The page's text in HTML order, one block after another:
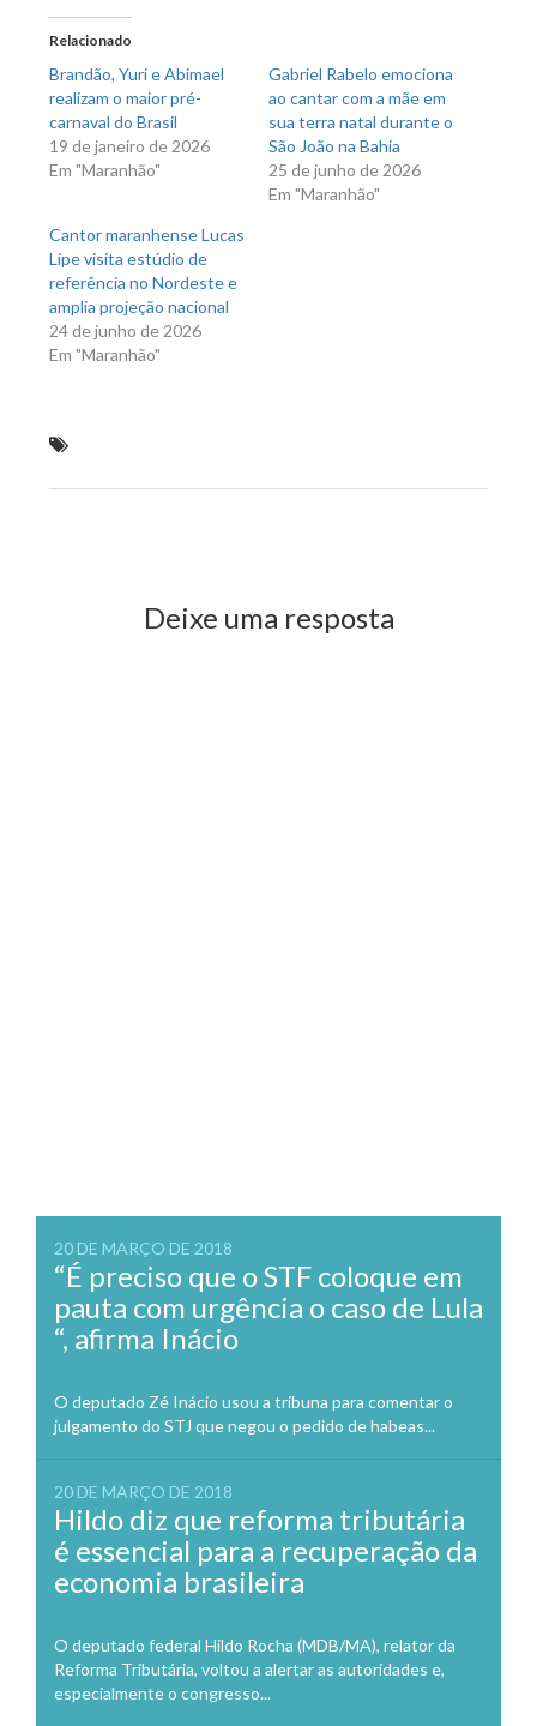
em
nova
janela)
Relacionado
Brandão, Yuri e Abimael
realizam o maior pré-
carnaval do Brasil
19 de janeiro de 2026
Em "Maranhão"
Gabriel Rabelo emociona
ao cantar com a mãe em
sua terra natal durante o
São João na Bahia
25 de junho de 2026
Em "Maranhão"
Cantor maranhense Lucas
Lipe visita estúdio de
referência no Nordeste e
amplia projeção nacional
24 de junho de 2026
Em "Maranhão"
Deixe uma resposta
20 DE MARÇO DE 2018
“É preciso que o STF coloque em
pauta com urgência o caso de Lula
“, afirma Inácio
O deputado Zé Inácio usou a tribuna para comentar o
julgamento do STJ que negou o pedido de habeas...
20 DE MARÇO DE 2018
Hildo diz que reforma tributária
é essencial para a recuperação da
economia brasileira
O deputado federal Hildo Rocha (MDB/MA), relator da
Reforma Tributária, voltou a alertar as autoridades e,
especialmente o congresso...